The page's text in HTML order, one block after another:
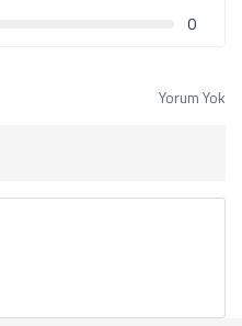
0
Yorum Yok